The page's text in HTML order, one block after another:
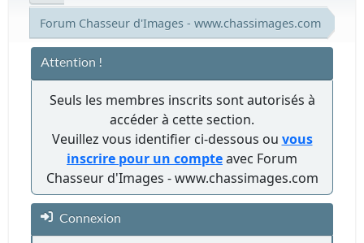
Forum Chasseur d'Images - www.chassimages.com
Attention !
Seuls les membres inscrits sont autorisés à
accéder à cette section.
Veuillez vous identifier ci-dessous ou vous
inscrire pour un compteavec Forum
Chasseur d'Images - www.chassimages.com
Connexion